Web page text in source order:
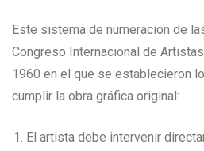
Este sistema de numeración de
Congreso Internacional de
1960 en el que se establecieron
cumplir la obra gráfica original:
El artista debe intervenir